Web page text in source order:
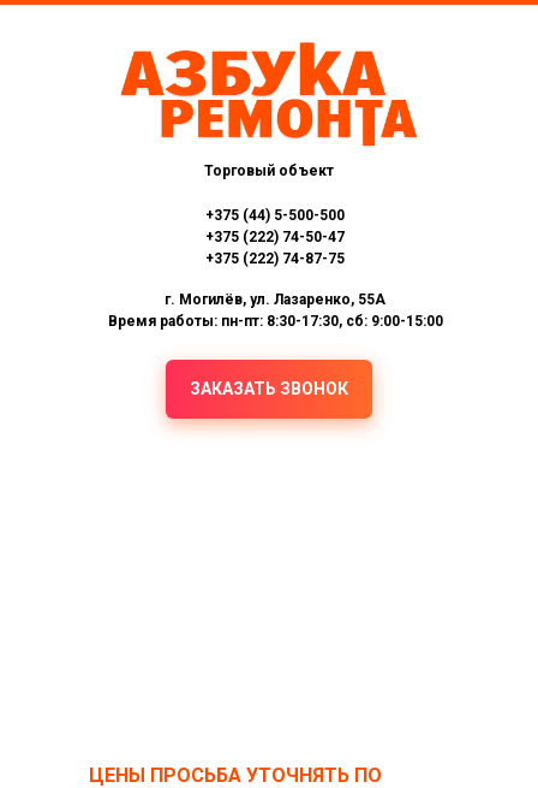
Торговый объект
+375 (44) 5-500-500
+375 (222) 74-50-47
+375 (222) 74-87-75
г. Могилёв, ул. Лазаренко, 55А
Время работы: пн-пт: 8:30-17:30, сб: 9:00-15:00
ЗАКАЗАТЬ ЗВОНОК
ЦЕНЫ ПРОСЬБА УТОЧНЯТЬ ПО